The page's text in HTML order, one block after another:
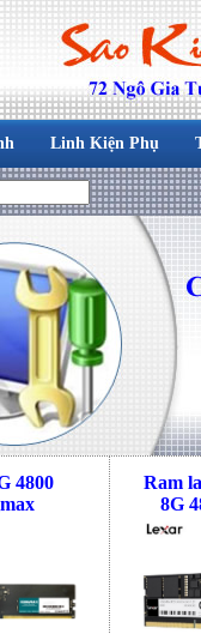
Linh Kiện Phụ
4800
Ram
8G